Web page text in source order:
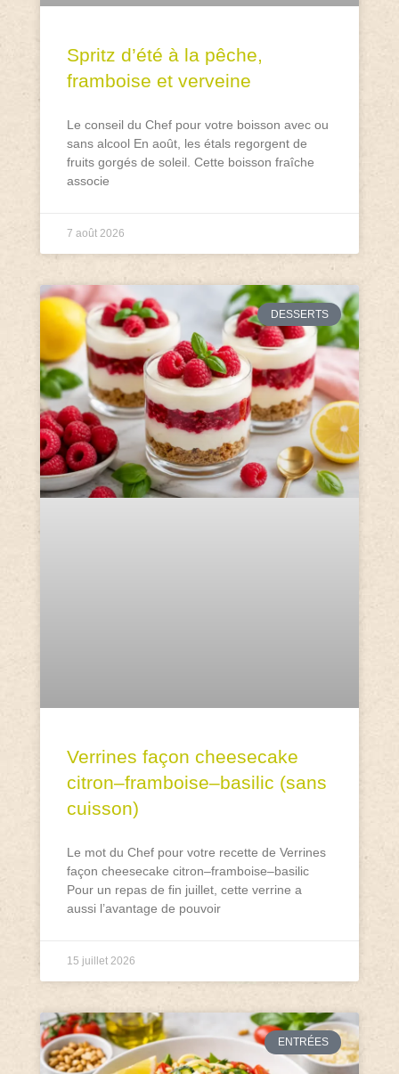
Spritz d’été à la pêche,
framboise et verveine
Le conseil du Chef pour votre boisson avec ou
sans alcool En août, les étals regorgent de
fruits gorgés de soleil. Cette boisson fraîche
associe
7 août 2026
DESSERTS
Verrines façon cheesecake
citron–framboise–basilic (sans
cuisson)
Le mot du Chef pour votre recette de Verrines
façon cheesecake citron–framboise–basilic
Pour un repas de fin juillet, cette verrine a
aussi l’avantage de pouvoir
15 juillet 2026
ENTRÉES